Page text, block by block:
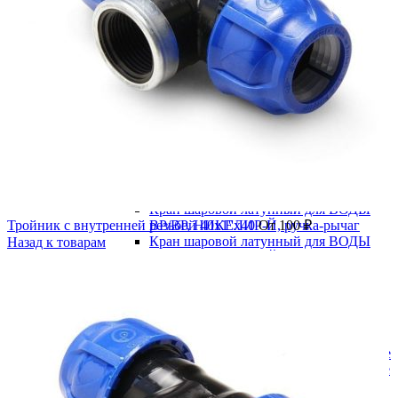
Водоснабжение
Запорная арматура
Задвижка 30ч39р с обрезиненным клином
Задвижка клиновая 30ч6бр
Кран шаровой латунный для ВОДЫ
ВР/ВР, НИКЕЛИР-Й, ручка-рычаг
Кран шаровой латунный для ВОДЫ
Муфтовые
Под приварку
Краны шаровые полнопроходные
Краны шаровые редуцированные
Фланцевые
Тройник с внутренней резьбой 40x1''x40От100₽
Назад к товарам